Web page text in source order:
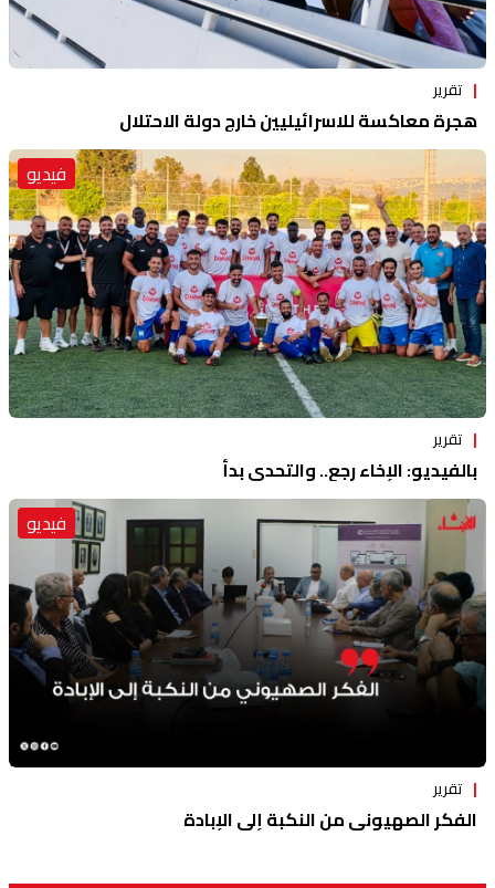
تقرير
هجرة معاكسة للاسرائيليين خارج دولة الاحتلال
فيديو
تقرير
بالفيديو: الإخاء رجع.. والتحدي بدأ
فيديو
تقرير
الفكر الصهيوني من النكبة إلى الإبادة